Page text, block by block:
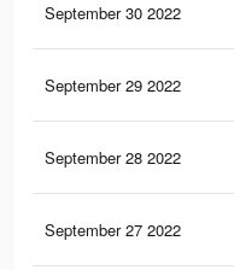
September 30 2022
September 29 2022
September 28 2022
September 27 2022